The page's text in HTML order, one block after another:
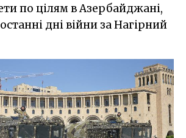
по цілям в Азербайджані,
дні війни за Нагірний